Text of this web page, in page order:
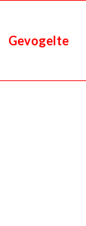
Gevogelte